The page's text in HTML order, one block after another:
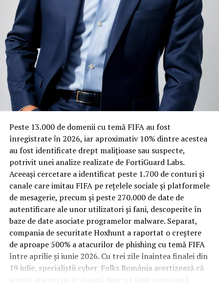
proprietăți fonoabsorbante bune reduce transmiterea
zgomotului către camerele vecine și către etajele
inferioare, un aspect esențial mai ales în clădirile mai
vechi, cu structuri care nu au fost proiectate inițial
pentru izolare fonică performantă.
Rotația rapidă a oaspeților cere
materiale rezistente
Spre diferență de o locuință obișnuită, o cameră de hotel
trece printr-un ciclu de utilizare intensă: oaspeți diferiți,
bagaje trase pe roți, curățenie zilnică, uneori mai multe
rezervări consecutive în aceeași săptămână. Această
frecvență ridicată de utilizare pune presiune reală pe
orice suprafață, iar pardoseala este printre primele
elemente afectate vizibil, mai ales în zona din jurul
patului și a ușii de acces.
În etapa de renovare sau construcție, administratorii
care iau în calcul mocheta trafic intens
pentru zonele
cu rotație mare reduc riscul de uzură prematură și de
decolorare vizibilă în punctele de trecere frecventă. Este
o decizie care ține mai puțin de stil și mai mult de
Peste 13.000 de domenii cu temă FIFA au fost
înregistrate ȋn 2026, iar aproximativ 10% dintre acestea
au fost identificate drept malițioase sau suspecte,
potrivit unei analize realizate de FortiGuard Labs.
Aceeași cercetare a identificat peste 1.700 de conturi și
canale care imitau FIFA pe rețelele sociale și platformele
de mesagerie, precum și peste 270.000 de date de
autentificare ale unor utilizatori și fani, descoperite în
baze de date asociate programelor malware. Separat,
compania de securitate Hoxhunt a raportat o creștere
de aproape 500% a atacurilor de phishing cu temă FIFA
între aprilie și iunie 2026. Cu trei zile înaintea finalei din
19 iulie, specialiștii cyber_Folks România avertizează că